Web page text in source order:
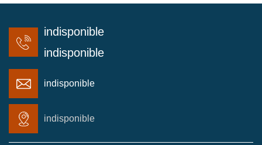
indisponible
indisponible
indisponible
indisponible